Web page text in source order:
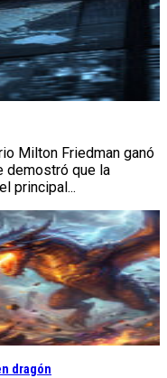
Milton Friedman ganó
demostró que la
principal...
dragón